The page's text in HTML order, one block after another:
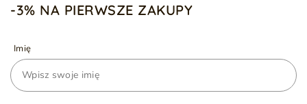
-3% NA PIERWSZE ZAKUPY
Imię